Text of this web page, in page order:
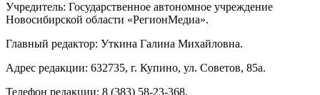
Учредитель: Государственное автономное учреждение
Новосибирской области «РегионМедиа».
Главный редактор: Уткина Галина Михайловна.
Адрес редакции: 632735, г. Купино, ул. Советов, 85а.
Телефон редакции: 8 (383) 58-23-368.